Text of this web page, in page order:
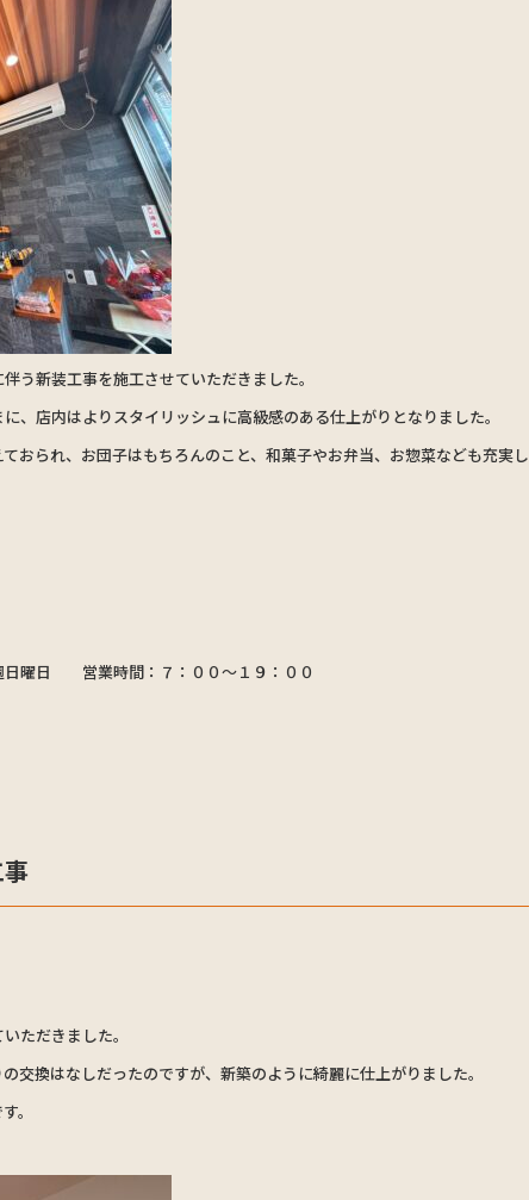
新装工事を施工させていただきました。
、店内はよりスタイリッシュに高級感のある仕上がりとなりました。
おられ、お団子はもちろんのこと、和菓子やお弁当、お惣菜なども充実し
日曜日 営業時間：７：００〜１９：００
ただきました。
交換はなしだったのですが、新築のように綺麗に仕上がりました。
。